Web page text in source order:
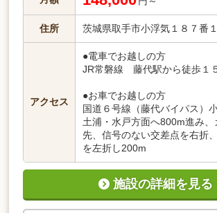
住所 茨城県取手市小浮気１８７番１
アクセス
●電車でお越しの方
JR常磐線 藤代駅から徒歩１
●お車でお越しの方
国道６号線（藤代バイパス）
土浦・水戸方面へ800m進み、
先、信号のない交差点を右折
を左折し200m
施設の詳細を見る